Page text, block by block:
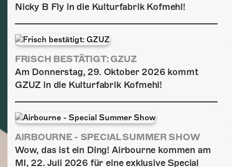
Nicky B Fly in die Kulturfabrik Kofmehl!
FRISCH BESTÄTIGT: GZUZ
Am Donnerstag, 29. Oktober 2026 kommt
GZUZ in die Kulturfabrik Kofmehl!
AIRBOURNE - SPECIAL SUMMER SHOW
Wow, das ist ein Ding! Airbourne kommen am
MI, 22. Juli 2026 für eine exklusive Special